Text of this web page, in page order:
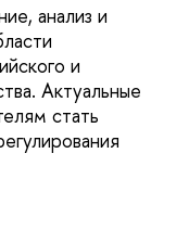
анализ и
и
Актуальные
стать